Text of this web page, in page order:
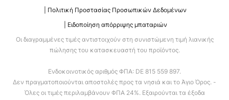
Πολιτική Προστασίας Προσωπικών Δεδομένων
Ειδοποίηση απόρριψης μπαταριών
Οι διαγραμμένες τιμές αντιστοιχούν στη συνιστώμενη τιμή λιανικής
πώλησης του κατασκευαστή του προϊόντος.
Ενδοκοινοτικός αριθμός ΦΠΑ: DE 815 559 897.
Δεν πραγματοποιούνται αποστολές προς τα νησιά και το Άγιο Όρος. -
Όλες οι τιμές περιλαμβάνουν ΦΠΑ 24%. Εξαιρούνται τα έξοδα